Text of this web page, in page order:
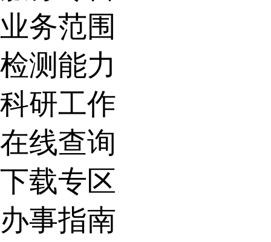
业务范围
检测能力
科研工作
在线查询
下载专区
办事指南